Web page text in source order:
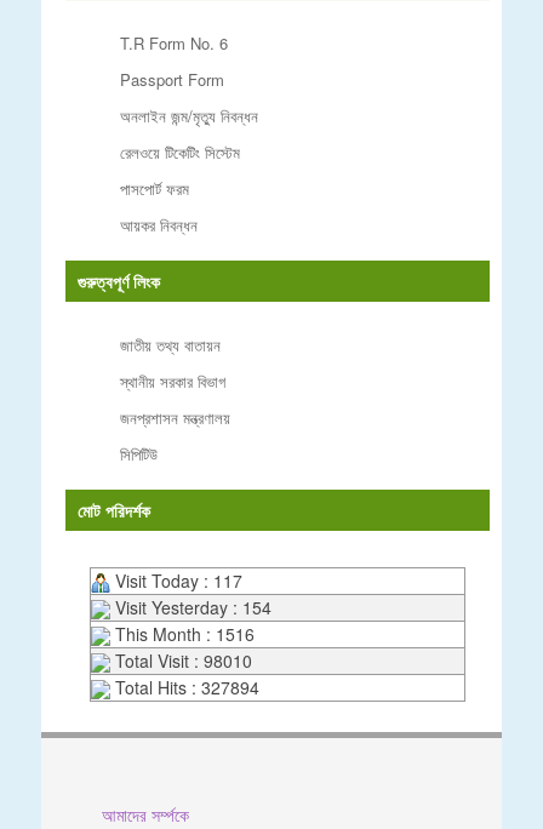
T.R Form No. 6
Passport Form
অনলাইন জন্ম/মৃত্যু নিবন্ধন
রেলওয়ে টিকেটিং সিস্টেম
পাসপোর্ট ফরম
আয়কর নিবন্ধন
গুরুত্বপূর্ণ লিংক
জাতীয় তথ্য বাতায়ন
স্থানীয় সরকার বিভাগ
জনপ্রশাসন মন্ত্রণালয়
সিপিটিউ
মোট পরিদর্শক
Visit Today : 117
Visit Yesterday : 154
This Month : 1516
Total Visit : 98010
Total Hits : 327894
আমাদের সর্ম্পকে